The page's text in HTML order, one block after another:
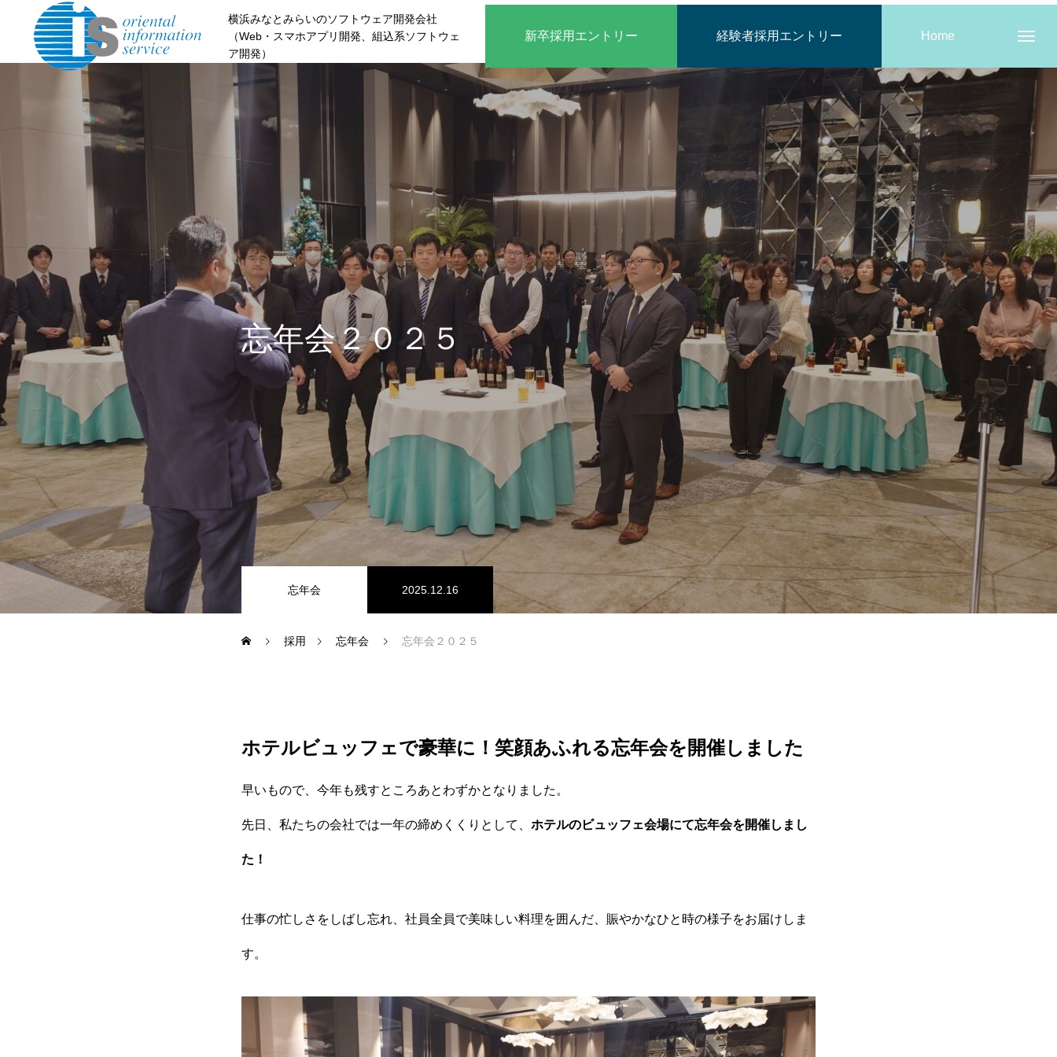
横浜みなとみらいのソフトウェア開発会社
（Web・スマホアプリ開発、組込系ソフトウェ
ア開発）
新卒採用エントリー 経験者採用エントリー Home
忘年会２０２５
忘年会 2025.12.16
採用 忘年会 忘年会２０２５
ホテルビュッフェで豪華に！笑顔あふれる忘年会を開催しました
早いもので、今年も残すところあとわずかとなりました。
先日、私たちの会社では一年の締めくくりとして、 ホテルのビュッフェ会場にて忘年会を開催しまし
た！
仕事の忙しさをしばし忘れ、社員全員で美味しい料理を囲んだ、賑やかなひと時の様子をお届けしま
す。